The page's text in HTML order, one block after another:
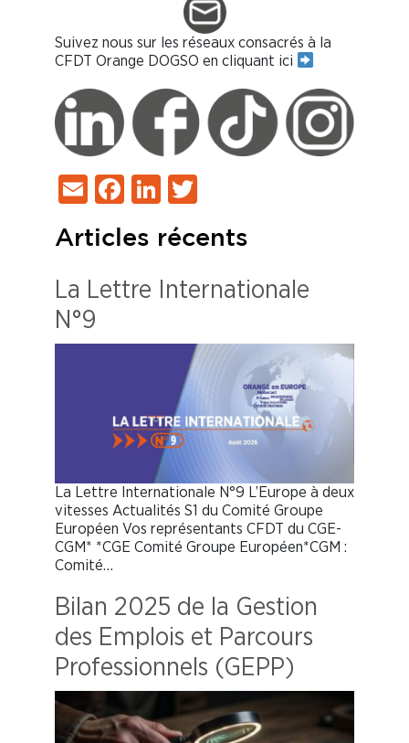
Suivez nous sur les réseaux consacrés à la
CFDT Orange DOGSO en cliquant ici
EmailFacebook
LinkedIn
Articles récents
La Lettre Internationale
N°9
La Lettre Internationale N°9 L’Europe à deux
vitesses Actualités S1 du Comité Groupe
Européen Vos représentants CFDT du CGE-
CGM* *CGE Comité Groupe Européen*CGM :
Comité…
Bilan 2025 de la Gestion
des Emplois et Parcours
Professionnels (GEPP)